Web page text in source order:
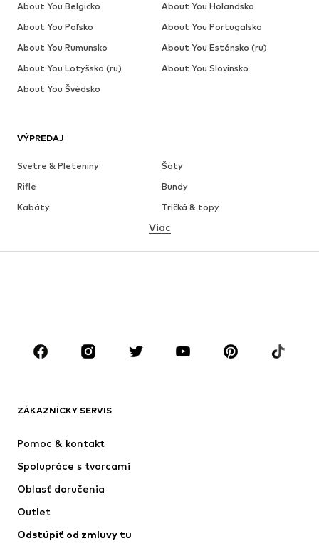
VÝPREDAJ
Svetre & Pleteniny
Šaty
Rifle
Bundy
Kabáty
Tričká & topy
Bielizeň
Sukne
Blúzky & tuniky
Doplnky
Premium
Nové
Bundy
Bielizeň
Kabáty
Plavky
Viac
ZÁKAZNÍCKY SERVIS
Pomoc & kontakt
Spolupráce s tvorcami
Oblasť doručenia
Outlet
Odstúpiť od zmluvy tu
About You Belgicko
About You Holandsko
About You Poľsko
About You Portugalsko
About You Rumunsko
About You Estónsko (ru)
About You Lotyšsko (ru)
About You Slovinsko
About You Švédsko